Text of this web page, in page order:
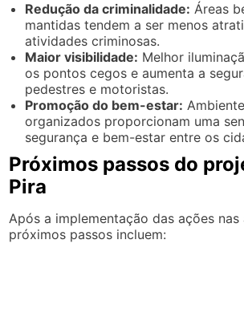
Redução da criminalidade: Áreas
mantidas tendem a ser menos
atividades criminosas.
Maior visibilidade: Melhor
os pontos cegos e aumenta a
pedestres e motoristas.
Promoção do bem-estar:
organizados proporcionam uma
segurança e bem-estar entre os
Próximos passos do
Pira
Após a implementação das ações nas
próximos passos incluem: